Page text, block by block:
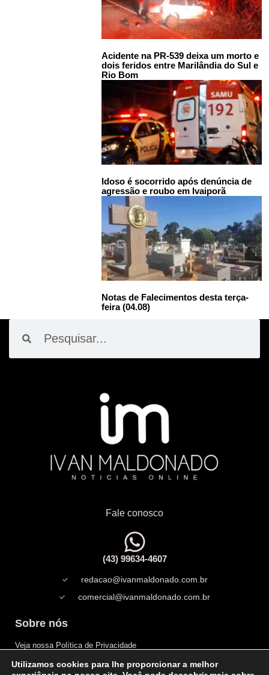
Acidente na PR-539 deixa um morto e
dois feridos entre Marilândia do Sul e
Rio Bom
Idoso é socorrido após denúncia de
agressão e roubo em Ivaiporã
Notas de Falecimentos desta terça-
feira (04.08)
Fale conosco
(43) 99634-4607
redacao@ivanmaldonado.com.br
comercial@ivanmaldonado.com.br
Sobre nós
Veja nossa Política de Privacidade
Copyright
Utilizamos cookies para lhe proporcionar a melhor